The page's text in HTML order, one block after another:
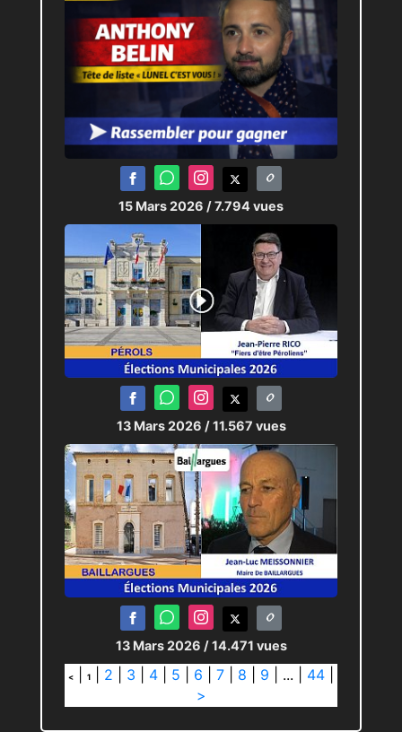
15 Mars 2026 / 7.794 vues
13 Mars 2026 / 11.567 vues
13 Mars 2026 / 14.471 vues
< 1 2 3 4 5 6 7 8 9 ... 44
>